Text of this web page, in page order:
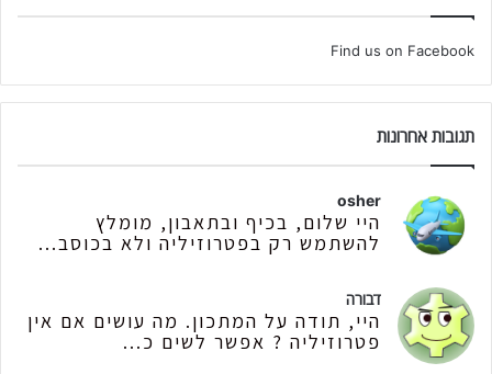
Find us on Facebook
תגובות אחרונות
osher
היי שלום, בכיף ובתאבון, מומלץ
להשתמש רק בפטרוזיליה ולא בכוסב...
דבורה
היי, תודה על המתכון. מה עושים אם אין
פטרוזיליה ? אפשר לשים כ...